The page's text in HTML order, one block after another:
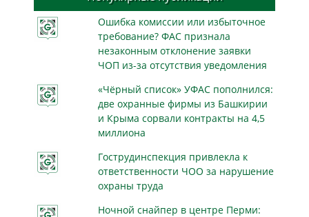
Ошибка комиссии или избыточное
требование? ФАС признала
незаконным отклонение заявки
ЧОП из-за отсутствия уведомления
«Чёрный список» УФАС пополнился:
две охранные фирмы из Башкирии
и Крыма сорвали контракты на 4,5
миллиона
Гострудинспекция привлекла к
ответственности ЧОО за нарушение
охраны труда
Ночной снайпер в центре Перми: